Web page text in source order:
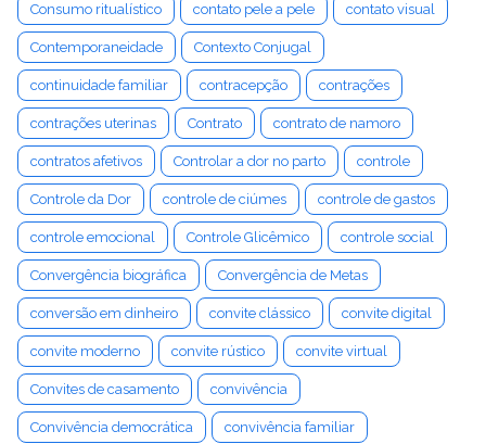
Consumo ritualístico contato pele a pele contato visual
Contemporaneidade Contexto Conjugal
continuidade familiar contracepção contrações
contrações uterinas Contrato contrato de namoro
contratos afetivos Controlar a dor no parto controle
Controle da Dor controle de ciúmes controle de gastos
controle emocional Controle Glicêmico controle social
Convergência biográfica Convergência de Metas
conversão em dinheiro convite clássico convite digital
convite moderno convite rústico convite virtual
Convites de casamento convivência
Convivência democrática convivência familiar